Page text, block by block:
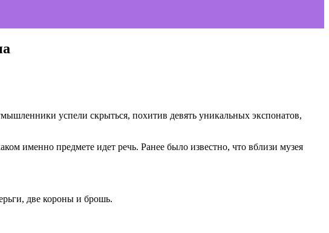
успели скрыться, похитив девять уникальных экспонатов,
именно предмете идет речь. Ранее было известно, что вблизи музея
две короны и брошь.